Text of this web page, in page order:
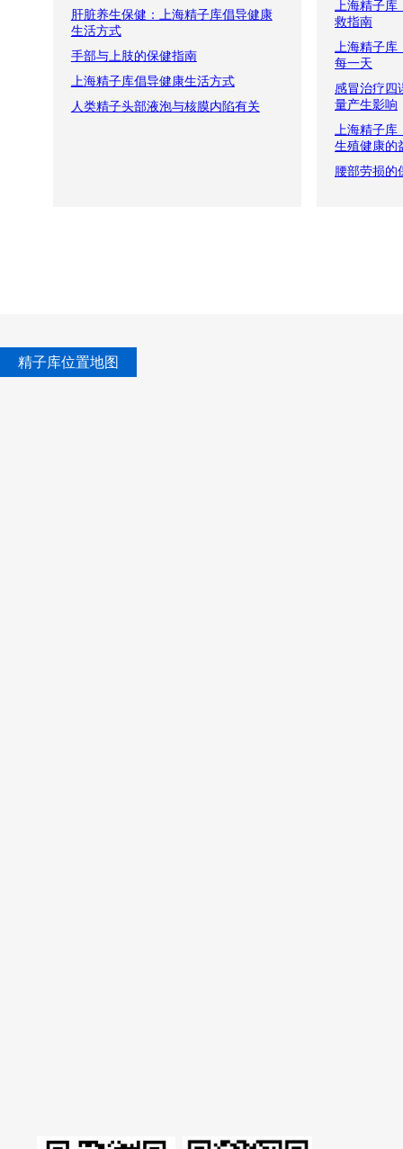
肝脏养生保健：上海精子库倡导健康
生活方式
手部与上肢的保健指南
上海精子库倡导健康生活方式
人类精子头部液泡与核膜内陷有关
上海精子库
救指南
上海精子库
每一天
感冒治疗四
量产生影响
上海精子库
生殖健康的
腰部劳损的
精子库位置地图